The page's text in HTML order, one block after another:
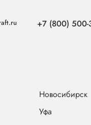
+7 (800) 500-
Новосибирск
Уфа